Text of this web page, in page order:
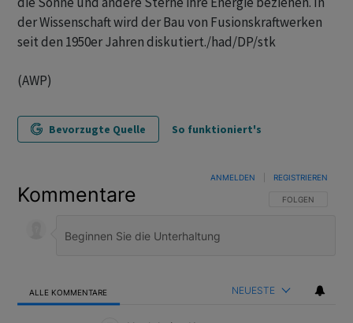
der Wissenschaft wird der Bau von Fusionskraftwerken
seit den 1950er Jahren diskutiert./had/DP/stk
(AWP)
Bevorzugte Quelle So funktioniert's
Kommentare FOLGE DIESER
FOLGEN
ANMELDEN REGISTRIEREN
ALLE KOMMENTARE NEUESTE